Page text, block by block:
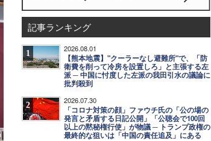
記事ランキング
1 2026.08.01
【熊本地震】"クーラーなし避難所"で、「防
衛費を削って冷房を設置しろ」と主張する左
派 ─ 中国に忖度した左派の我田引水の議論に
批判殺到
2 2026.07.30
「コロナ対策の顔」ファウチ氏の「公の場の
発言と矛盾する日記公開」「公聴会で100回
以上の黙秘権行使」が物議 ─ トランプ政権の
最終的な狙いは「中国の責任追及」にある